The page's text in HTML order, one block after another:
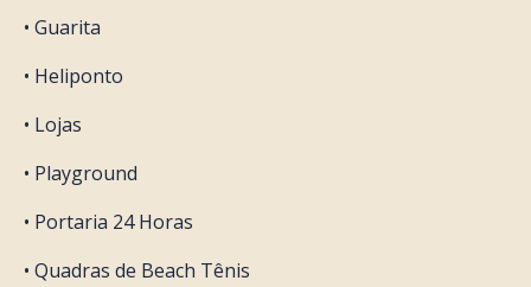
• Guarita
• Heliponto
• Lojas
• Playground
• Portaria 24 Horas
• Quadras de Beach Tênis